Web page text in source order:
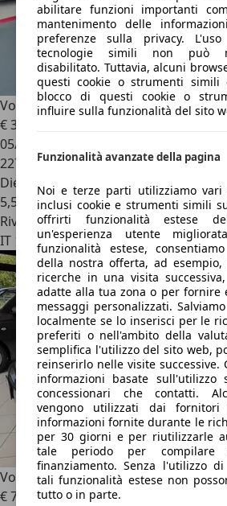
Volkswagen New BeetleBeetle 1.9 tdi
€ 3.990
05/2006
227.842 km
Diesel
5,5 l/100 km (comb.)
Rivenditore
IT 10036Settimo Torinese
Volkswagen New BeetleNew Beetle
€ 7.990
abilitare funzioni importanti
mantenimento delle
preferenze sulla privacy.
tecnologie simili non può
disabilitato. Tuttavia, alcuni
questi cookie o strumenti simili
blocco di questi cookie o
influire sulla funzionalità del sito
Funzionalità avanzate della pagina
Noi e terze parti utilizziamo vari
inclusi cookie e strumenti simili
offrirti funzionalità estese
un'esperienza utente
funzionalità estese,
della nostra offerta, ad
ricerche in una visita
adatte alla tua zona o per fornire
messaggi personalizzati.
localmente se lo inserisci per le
preferiti o nell'ambito della
semplifica l'utilizzo del sito web,
reinserirlo nelle visite successive.
informazioni basate sull'utilizzo
concessionari che contatti.
vengono utilizzati dai fornitori
informazioni fornite durante le
per 30 giorni e per riutilizzarle
tale periodo per compilare
finanziamento. Senza l'utilizzo
tali funzionalità estese non
tutto o in parte.